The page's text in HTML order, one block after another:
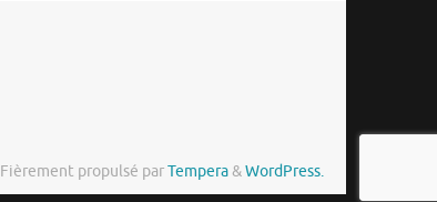
Fièrement propulsé parTempera&WordPress.